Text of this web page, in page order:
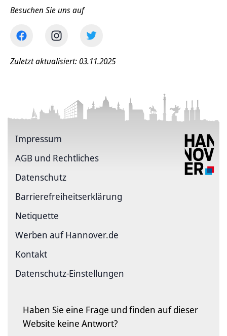
Besuchen Sie uns auf
Zuletzt aktualisiert: 03.11.2025
Impressum
AGB und Rechtliches
Datenschutz
Barriere­freiheits­erklärung
Netiquette
Werben auf Hannover.de
Kontakt
Datenschutz-Einstellungen
Haben Sie eine Frage und finden auf dieser
Website keine Antwort?